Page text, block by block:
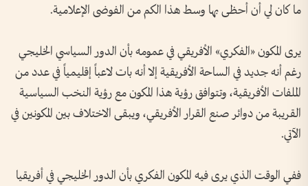
ما كان لي أن أحظى بها وسط هذا الكم من الفوضى الإعلامية.
يرى المكون «الفكري» الأفريقي في عمومه بأن الدور السياسي الخليجي
رغم أنه جديد في الساحة الأفريقية إلا أنه بات لاعباً إقليمياً في عدد من
الملفات الأفريقية، وتتوافق رؤية هذا المكون مع رؤية النخب السياسية
القريبة من دوائر صنع القرار الأفريقي، ويبقى الاختلاف بين المكونين في
الآتي.
ففي الوقت الذي يرى فيه المكون الفكري بأن الدور الخليجي في أفريقيا